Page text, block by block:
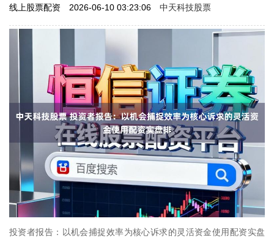
线上股票配资 2026-06-10 03:23:06 中天科技股票
投资者报告：以机会捕捉效率为核心诉求的灵活资金使用配资实盘